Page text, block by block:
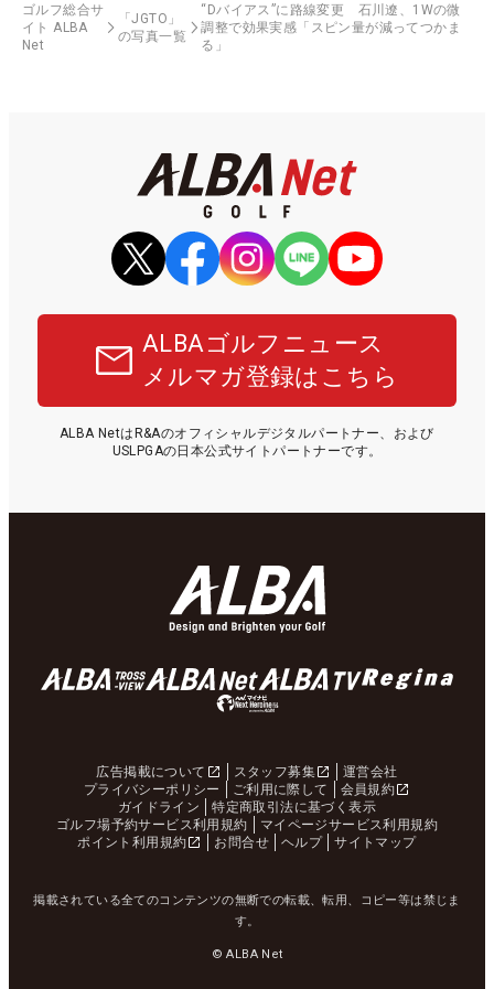
ゴルフ総合サ
イト ALBA
Net
「JGTO」
の写真一覧
“Dバイアス”に路線変更 石川遼、1Wの微
調整で効果実感「スピン量が減ってつかま
る」
ALBAゴルフニュース
メルマガ登録はこちら
ALBA NetはR&Aのオフィシャルデジタルパートナー、および
USLPGAの日本公式サイトパートナーです。
広告掲載について スタッフ募集
運営会社
プライバシーポリシー
ご利用に際して
会員規約
ガイドライン
特定商取引法に基づく表示
ゴルフ場予約サービス利用規約
マイページサービス利用規約
ポイント利用規約
お問合せ ヘルプ サイトマップ
掲載されている全てのコンテンツの無断での転載、転用、コピー等は禁じま
す。
© ALBA Net